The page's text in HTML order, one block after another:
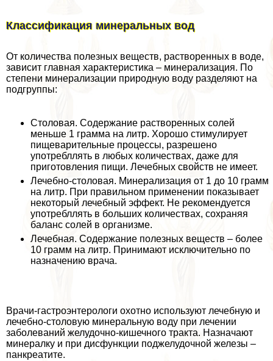
Классификация минеральных вод
От количества полезных веществ, растворенных в воде,
зависит главная хаpaктеристика – минерализация. По
степени минерализации природную воду разделяют на
подгруппы:
Столовая. Содержание растворенных солей
меньше 1 грамма на литр. Хорошо стимулирует
пищеварительные процессы, разрешено
употрeбллять в любых количествах, даже для
приготовления пищи. Лечебных свойств не имеет.
Лечебно-столовая. Минерализация от 1 до 10 грамм
на литр. При правильном применении показывает
некоторый лечебный эффект. Не рекомендуется
употрeбллять в больших количествах, сохраняя
баланс солей в организме.
Лечебная. Содержание полезных веществ – более
10 грамм на литр. Принимают исключительно по
назначению врача.
Врачи-гастроэнтерологи охотно используют лечебную и
лечебно-столовую минеральную воду при лечении
заболеваний желудочно-кишечного тpaкта. Назначают
минералку и при дисфункции поджелудочной железы –
панкреатите.